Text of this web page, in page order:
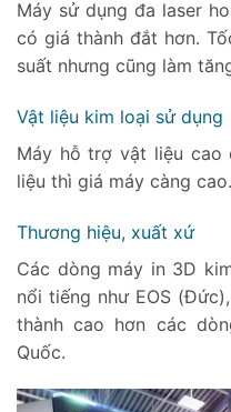
Máy sử dụng đa laser
có giá thành đắt hơn.
suất nhưng cũng làm
Vật liệu kim loại sử dụng
Máy hỗ trợ vật liệu cao
liệu thì giá máy càng cao.
Thương hiệu, xuất xứ
Các dòng máy in 3D
nổi tiếng như EOS
thành cao hơn các
Quốc.